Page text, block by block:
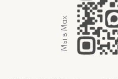
Мы в Max